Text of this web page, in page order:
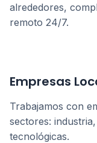
alrededores,
remoto 24/7.
Empresas
Trabajamos con
sectores:
tecnológicas.